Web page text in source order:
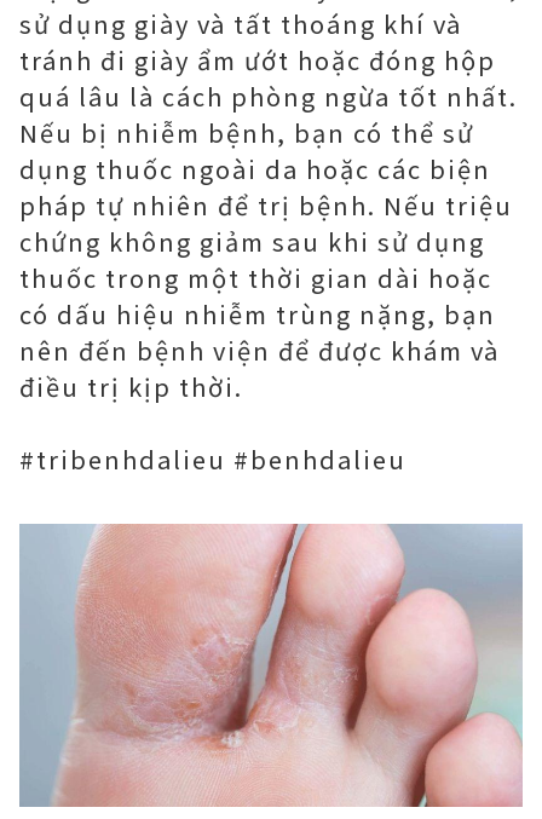
sử dụng giày và tất thoáng khí và
tránh đi giày ẩm ướt hoặc đóng hộp
quá lâu là cách phòng ngừa tốt nhất.
Nếu bị nhiễm bệnh, bạn có thể sử
dụng thuốc ngoài da hoặc các biện
pháp tự nhiên để trị bệnh. Nếu triệu
chứng không giảm sau khi sử dụng
thuốc trong một thời gian dài hoặc
có dấu hiệu nhiễm trùng nặng, bạn
nên đến bệnh viện để được khám và
điều trị kịp thời.
#tribenhdalieu #benhdalieu